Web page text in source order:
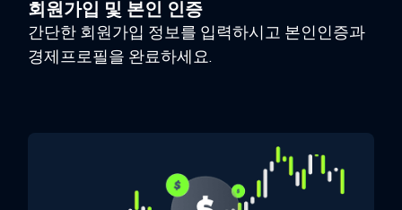
회원가입 및 본인 인증
간단한 회원가입 정보를 입력하시고 본인인증과
경제프로필을 완료하세요.